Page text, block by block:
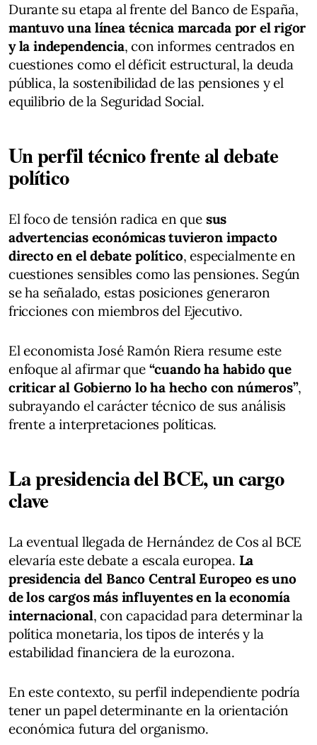
Durante su etapa al frente del Banco de España,
mantuvo una línea técnica marcada por el rigor
y la independencia, con informes centrados en
cuestiones como el déficit estructural, la deuda
pública, la sostenibilidad de las pensiones y el
equilibrio de la Seguridad Social.
Un perfil técnico frente al debate
político
El foco de tensión radica en que sus
advertencias económicas tuvieron impacto
directo en el debate político, especialmente en
cuestiones sensibles como las pensiones. Según
se ha señalado, estas posiciones generaron
fricciones con miembros del Ejecutivo.
El economista José Ramón Riera resume este
enfoque al afirmar que “cuando ha habido que
criticar al Gobierno lo ha hecho con números”,
subrayando el carácter técnico de sus análisis
frente a interpretaciones políticas.
La presidencia del BCE, un cargo
clave
La eventual llegada de Hernández de Cos al BCE
elevaría este debate a escala europea. La
presidencia del Banco Central Europeo es uno
de los cargos más influyentes en la economía
internacional, con capacidad para determinar la
política monetaria, los tipos de interés y la
estabilidad financiera de la eurozona.
En este contexto, su perfil independiente podría
tener un papel determinante en la orientación
económica futura del organismo.